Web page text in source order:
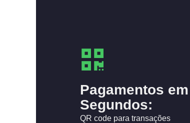
Pagamentos em
Segundos:
QR code para transações